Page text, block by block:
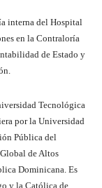
interna del Hospital
en la Contraloría
de Estado y
Tecnológica
por la Universidad
Pública del
de Altos
Dominicana. Es
y la Católica de